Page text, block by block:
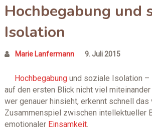
Hochbegabung und
Isolation
Marie Lanfermann 9. Juli 2015
Hochbegabungund soziale Isolation –
auf den ersten Blick nicht viel miteinander
wer genauer hinsieht, erkennt schnell das
Zusammenspiel zwischen intellektueller
emotionaler Einsamkeit.